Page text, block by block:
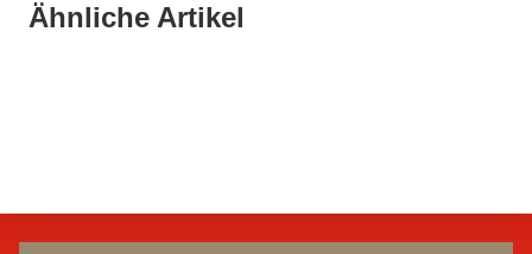
Ähnliche Artikel
20. Juli 2026
Radisson ersetzt Bestpreisgarantie durch